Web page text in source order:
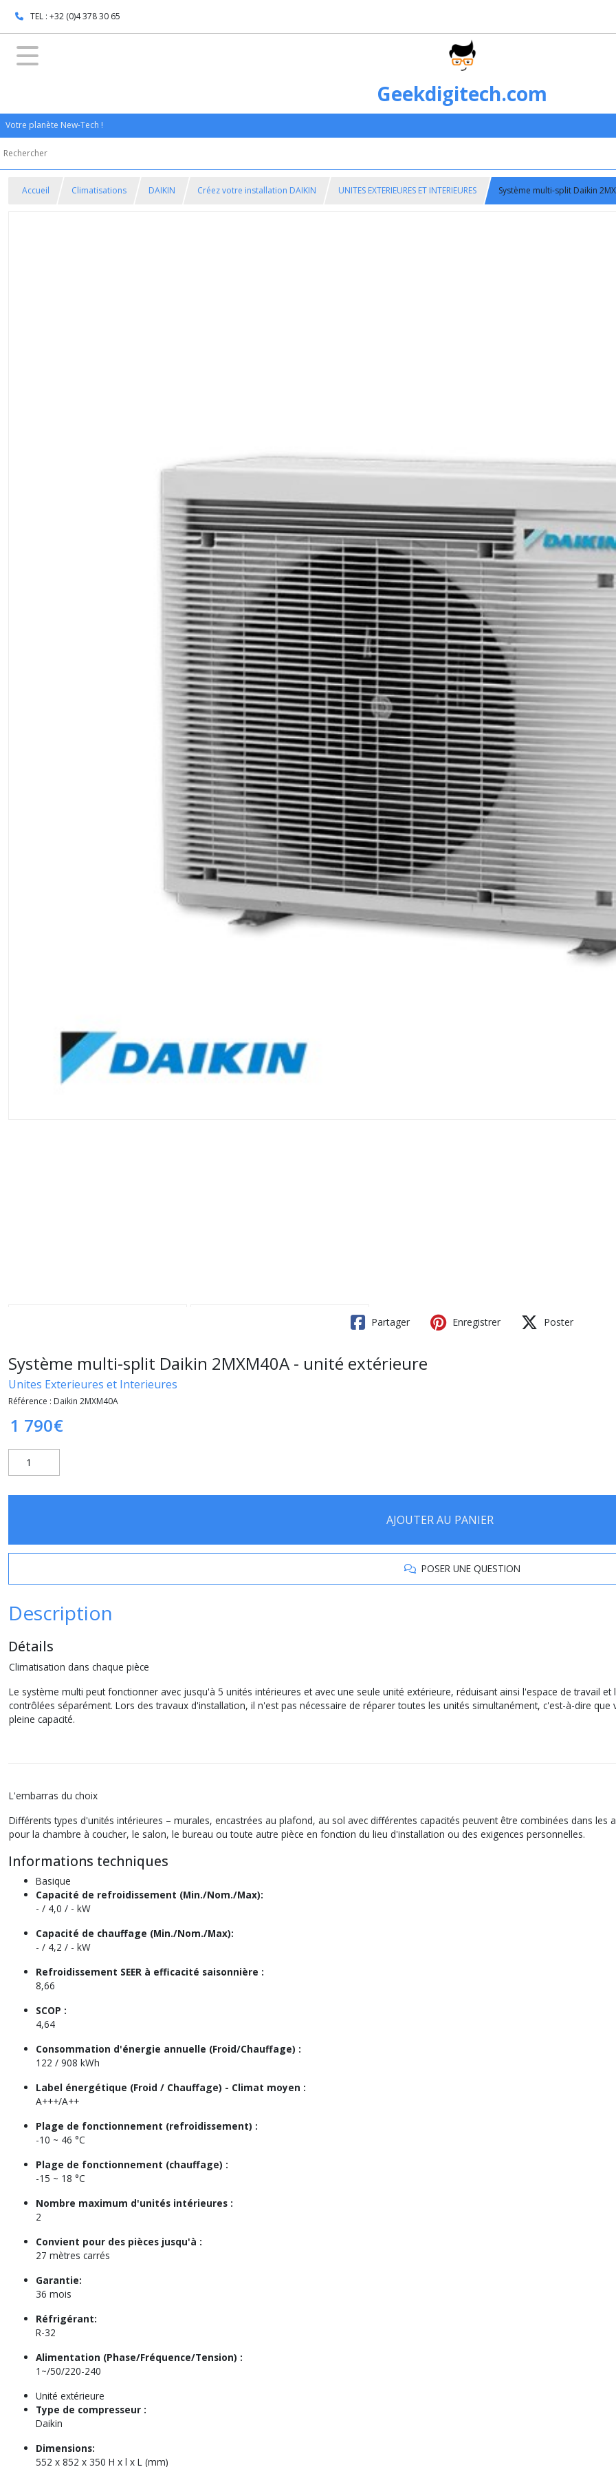
TEL : +32 (0)4 378 30 65
Geekdigitech.com
Votre planète New-Tech !
Accueil Climatisations DAIKIN Créez votre installation DAIKIN UNITES EXTERIEURES ET INTERIEURES Système multi-split Daikin
Partager Enregistrer Poster
Système multi-split Daikin 2MXM40A - unité extérieure
Unites Exterieures et Interieures
Référence : Daikin 2MXM40A
1 790€
AJOUTER AU PANIER
POSER UNE QUESTION
Description
Détails
Climatisation dans chaque pièce
Le système multi peut fonctionner avec jusqu'à 5 unités intérieures et avec une seule unité extérieure, réduisant ainsi l'espace de travail
contrôlées séparément. Lors des travaux d'installation, il n'est pas nécessaire de réparer toutes les unités simultanément, c'est-à-dire
pleine capacité.
L'embarras du choix
Différents types d'unités intérieures – murales, encastrées au plafond, au sol avec différentes capacités peuvent être combinées dans les
pour la chambre à coucher, le salon, le bureau ou toute autre pièce en fonction du lieu d'installation ou des exigences personnelles.
Informations techniques
Basique
Capacité de refroidissement (Min./Nom./Max):
- / 4,0 / - kW
Capacité de chauffage (Min./Nom./Max):
- / 4,2 / - kW
Refroidissement SEER à efficacité saisonnière :
8,66
SCOP :
4,64
Consommation d'énergie annuelle (Froid/Chauffage) :
122 / 908 kWh
Label énergétique (Froid / Chauffage) - Climat moyen :
A+++/A++
Plage de fonctionnement (refroidissement) :
-10 ~ 46 °C
Plage de fonctionnement (chauffage) :
-15 ~ 18 °C
Nombre maximum d'unités intérieures :
2
Convient pour des pièces jusqu'à :
27 mètres carrés
Garantie:
36 mois
Réfrigérant:
R-32
Alimentation (Phase/Fréquence/Tension) :
1~/50/220-240
Unité extérieure
Type de compresseur :
Daikin
Dimensions:
552 x 852 x 350 H x l x L (mm)